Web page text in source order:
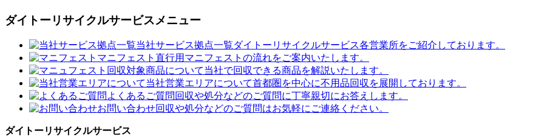
ダイトーリサイクルサービスメニュー
当社サービス拠点一覧ダイトーリサイクルサービス各営業所をご紹介しております。
マニフェスト 直行用マニフェストの流れをご案内いたします。
回収対象商品について当社で回収できる商品を解説いたします。
当社営業エリアについて首都圏を中心に不用品回収を展開しております。
よくあるご質問 回収や処分などのご質問に丁寧親切にお答えします。
お問い合わせ回収や処分などのご質問はお気軽にご連絡ください。
ダイトーリサイクルサービス